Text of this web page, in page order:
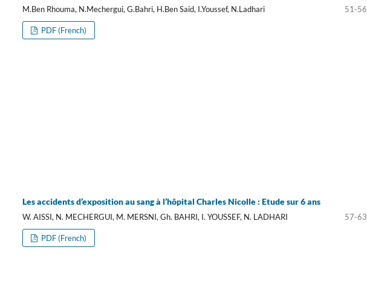
M.Ben Rhouma, N.Mechergui, G.Bahri, H.Ben Said, I.Youssef, N.Ladhari 51-56
PDF (French)
Les accidents d’exposition au sang à l’hôpital Charles Nicolle : Etude sur 6 ans
W. AISSI, N. MECHERGUI, M. MERSNI, Gh. BAHRI, I. YOUSSEF, N. LADHARI 57-63
PDF (French)